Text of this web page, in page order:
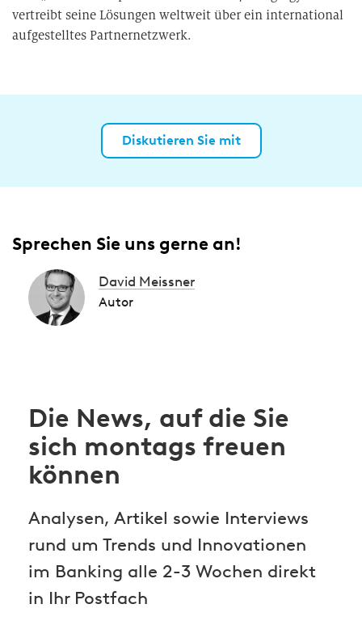
vertreibt seine Lösungen weltweit über ein international
aufgestelltes Partnernetzwerk.
Diskutieren Sie mit
Sprechen Sie uns gerne an!
David Meissner
Autor
Die News, auf die Sie
sich montags freuen
können
Analysen, Artikel sowie Interviews
rund um Trends und Innovationen
im Banking alle 2-3 Wochen direkt
in Ihr Postfach